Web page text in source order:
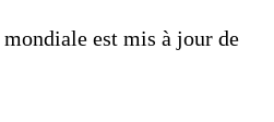
mondiale est mis à jour de